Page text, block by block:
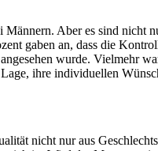
Aber es sind nicht
gaben an, dass die
wurde. Vielmehr
ihre individuellen
nicht nur aus